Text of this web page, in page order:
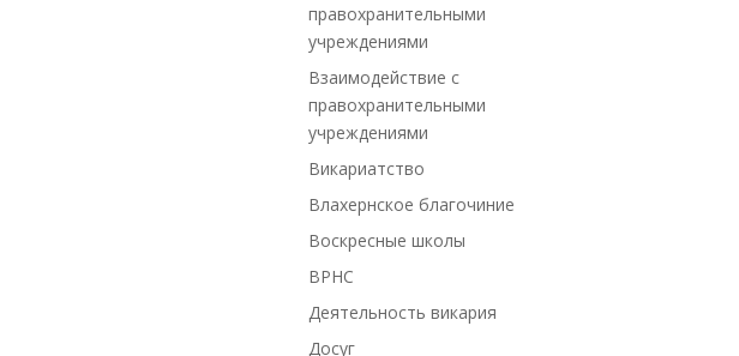
правохранительными
учреждениями
Взаимодействие с
правохранительными
учреждениями
Викариатство
Влахернское благочиние
Воскресные школы
ВРНС
Деятельность викария
Досуг